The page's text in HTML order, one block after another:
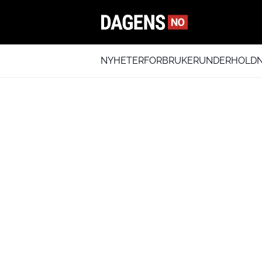
NYHETERFORBRUKER